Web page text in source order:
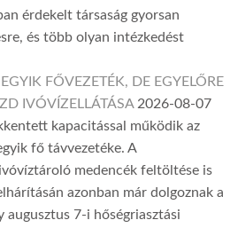
érdekelt társaság gyorsan
és több olyan intézkedést
FŐVEZETÉK, DE EGYELŐRE
IVÓVÍZELLÁTÁSA 2026-08-07
kapacitással működik az
fő távvezetéke. A
medencék feltöltése is
azonban már dolgoznak a
augusztus 7-i hőségriasztási